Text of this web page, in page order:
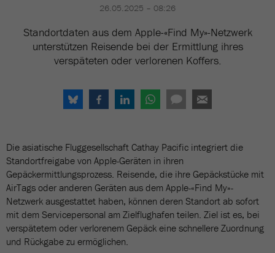
26.05.2025 – 08:26
Standortdaten aus dem Apple-«Find My»-Netzwerk
unterstützen Reisende bei der Ermittlung ihres
verspäteten oder verlorenen Koffers.
Die asiatische Fluggesellschaft Cathay Pacific integriert die
Standortfreigabe von Apple-Geräten in ihren
Gepäckermittlungsprozess. Reisende, die ihre Gepäckstücke mit
AirTags oder anderen Geräten aus dem Apple-«Find My»-
Netzwerk ausgestattet haben, können deren Standort ab sofort
mit dem Servicepersonal am Zielflughafen teilen. Ziel ist es, bei
verspätetem oder verlorenem Gepäck eine schnellere Zuordnung
und Rückgabe zu ermöglichen.